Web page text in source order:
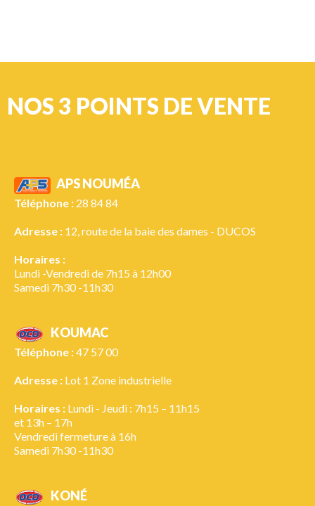
NOS 3 POINTS DE VENTE
APS NOUMÉA
Téléphone : 28 84 84
Adresse : 12, route de la baie des dames - DUCOS
Horaires :
Lundi -Vendredi de 7h15 à 12h00
Samedi 7h30 -11h30
KOUMAC
Téléphone :47 57 00
Adresse : Lot 1 Zone industrielle
Horaires : Lundi - Jeudi : 7h15 – 11h15
et 13h – 17h
Vendredi fermeture à 16h
Samedi 7h30 -11h30
KONÉ